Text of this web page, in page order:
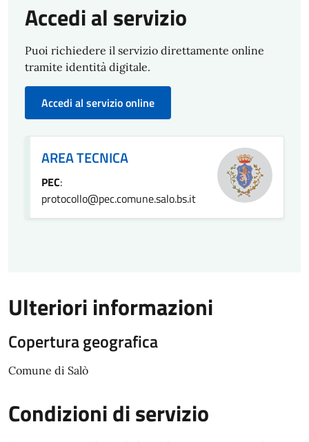
Accedi al servizio
Puoi richiedere il servizio direttamente online
tramite identità digitale.
Accedi al servizio online
AREA TECNICA
PEC:
protocollo@pec.comune.salo.bs.it
Ulteriori informazioni
Copertura geografica
Comune di Salò
Condizioni di servizio